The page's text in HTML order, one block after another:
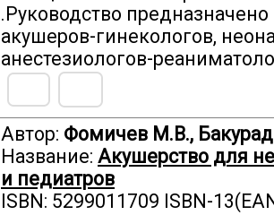
.Руководство
акушеров-гинекологов,
анестезиологов-
Автор: Фомичев М.В.,
Название: Акушерство для
и педиатров
ISBN: 5299011709 ISBN-